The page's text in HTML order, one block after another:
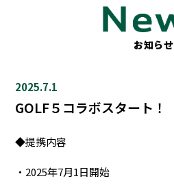
料金
お知らせ
2025.7.1
GOLF５コラボスタート！
◆提携内容
・2025年7月1日開始